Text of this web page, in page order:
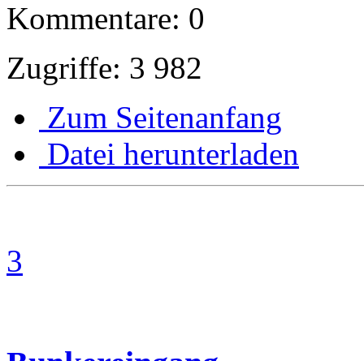
Kommentare: 0
Zugriffe: 3 982
Zum Seitenanfang
Datei herunterladen
3